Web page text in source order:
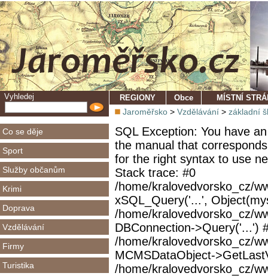
Vyhledej
Co se děje
Sport
Služby občanům
Krimi
Doprava
Vzdělávání
Firmy
Turistika
REGIONY Obce MÍSTNÍ
Jaroměřsko > Vzdělávání > základní
SQL Exception: You have
the manual that
for the right syntax to use
Stack trace: #0
/home/kralovedvorsko_cz/
xSQL_Query('...',
/home/kralovedvorsko_cz/
DBConnection->Query('...')
/home/kralovedvorsko_cz/
MCMSDataObject-
/home/kralovedvorsko_cz/